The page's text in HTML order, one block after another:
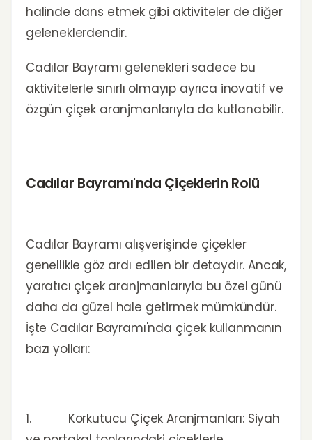
halinde dans etmek gibi aktiviteler de diğer
geleneklerdendir.
Cadılar Bayramı gelenekleri sadece bu
aktivitelerle sınırlı olmayıp ayrıca inovatif ve
özgün çiçek aranjmanlarıyla da kutlanabilir.
Cadılar Bayramı'nda Çiçeklerin Rolü
Cadılar Bayramı alışverişinde çiçekler
genellikle göz ardı edilen bir detaydır. Ancak,
yaratıcı çiçek aranjmanlarıyla bu özel günü
daha da güzel hale getirmek mümkündür.
İşte Cadılar Bayramı'nda çiçek kullanmanın
bazı yolları:
1. Korkutucu Çiçek Aranjmanları: Siyah